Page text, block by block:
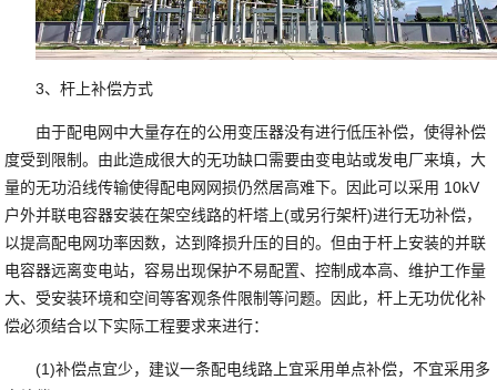
3、杆上补偿方式
由于配电网中大量存在的公用变压器没有进行低压补偿，使得补偿
度受到限制。由此造成很大的无功缺口需要由变电站或发电厂来填，大
量的无功沿线传输使得配电网网损仍然居高难下。因此可以采用 10kV
户外并联电容器安装在架空线路的杆塔上(或另行架杆)进行无功补偿，
以提高配电网功率因数，达到降损升压的目的。但由于杆上安装的并联
电容器远离变电站，容易出现保护不易配置、控制成本高、维护工作量
大、受安装环境和空间等客观条件限制等问题。因此，杆上无功优化补
偿必须结合以下实际工程要求来进行：
(1)补偿点宜少，建议一条配电线路上宜采用单点补偿，不宜采用多